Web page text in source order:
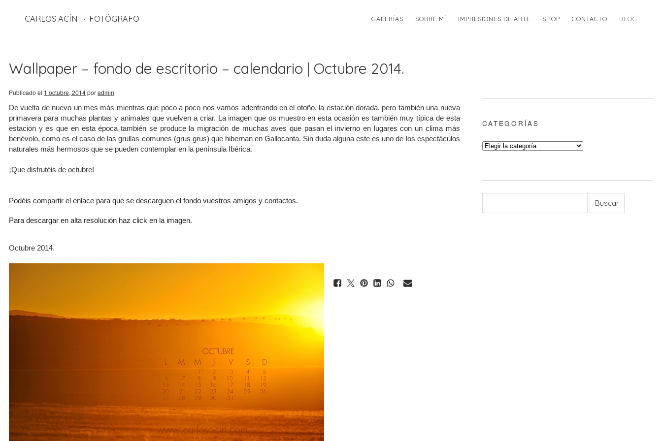
CARLOS ACÍN FOTÓGRAFO GALERÍAS SOBRE MÍ IMPRESIONES DE ARTE SHOP CONTACTO BLOG
Wallpaper – fondo de escritorio – calendario | Octubre 2014.
Publicado el 1 octubre, 2014poradmin
De vuelta de nuevo un mes más mientras que poco a poco nos vamos adentrando en el otoño, la estación dorada, pero también una nueva
primavera para muchas plantas y animales que vuelven a criar. La imagen que os muestro en esta ocasión es también muy típica de esta
estación y es que en esta época también se produce la migración de muchas aves que pasan el invierno en lugares con un clima más
benévolo, como es el caso de las grullas comunes (grus grus) que hibernan en Gallocanta. Sin duda alguna este es uno de los espectáculos
naturales más hermosos que se pueden contemplar en la península Ibérica.
¡Que disfrutéis de octubre!
Podéis compartir el enlace para que se descarguen el fondo vuestros amigos y contactos.
Para descargar en alta resolución haz click en la imagen.
Octubre 2014.
CATEGORÍAS